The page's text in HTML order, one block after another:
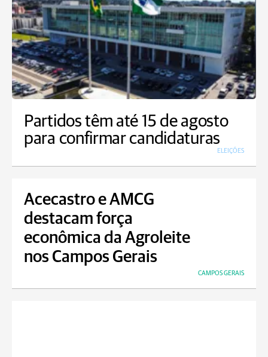
Partidos têm até 15 de agosto
para confirmar candidaturas
ELEIÇÕES
Acecastro e AMCG
destacam força
econômica da Agroleite
nos Campos Gerais
CAMPOS GERAIS